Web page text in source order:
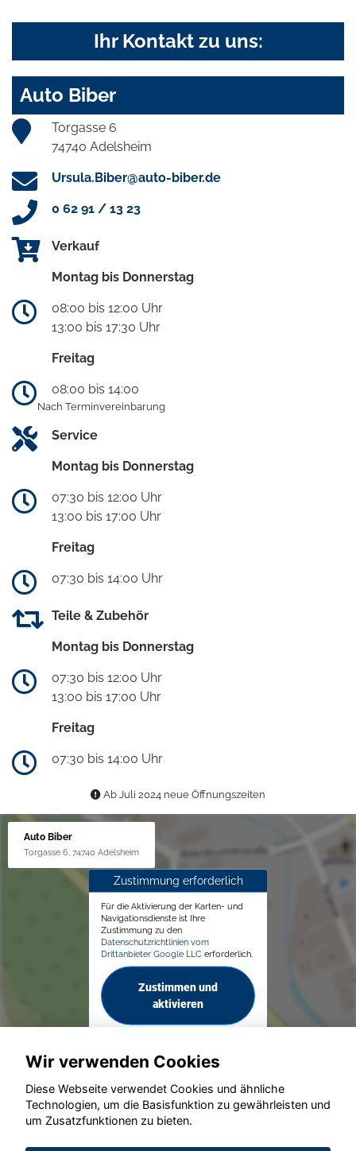
Ihr Kontakt zu uns:
Auto Biber
Torgasse 6
74740 Adelsheim
Ursula.Biber@auto-biber.de
0 62 91 / 13 23
Verkauf
Montag bis Donnerstag
08:00 bis 12:00 Uhr
13:00 bis 17:30 Uhr
Freitag
08:00 bis 14:00
Nach Terminvereinbarung
Service
Montag bis Donnerstag
07:30 bis 12:00 Uhr
13:00 bis 17:00 Uhr
Freitag
07:30 bis 14:00 Uhr
Teile & Zubehör
Montag bis Donnerstag
07:30 bis 12:00 Uhr
13:00 bis 17:00 Uhr
Freitag
07:30 bis 14:00 Uhr
Ab Juli 2024 neue Öffnungszeiten
Auto Biber
Torgasse 6, 74740 Adelsheim
Zustimmung erforderlich
Für die Aktivierung der Karten- und
Navigationsdienste ist Ihre
Zustimmung zu den
Datenschutzrichtlinien vom
Drittanbieter Google LLC erforderlich.
Zustimmen und
aktivieren
© konjunkturmotor.de GmbH 2020 - 2026
Wir verwenden Cookies
Diese Webseite verwendet Cookies und ähnliche
Technologien, um die Basisfunktion zu gewährleisten und
um Zusatzfunktionen zu bieten.